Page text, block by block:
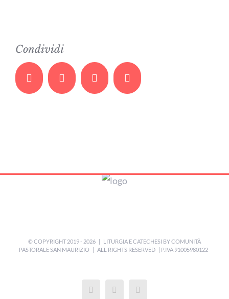
Condividi
Facebook Twitter Whatsapp Email
© COPYRIGHT 2019 - 2026 | LITURGIA E CATECHESI BYCOMUNITÀ
PASTORALE SAN MAURIZIO | ALL RIGHTS RESERVED | P.IVA 91005980122